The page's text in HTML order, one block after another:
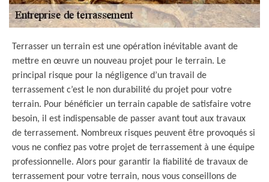
Terrasser un terrain est une opération inévitable avant de
mettre en œuvre un nouveau projet pour le terrain. Le
principal risque pour la négligence d’un travail de
terrassement c’est le non durabilité du projet pour votre
terrain. Pour bénéficier un terrain capable de satisfaire votre
besoin, il est indispensable de passer avant tout aux travaux
de terrassement. Nombreux risques peuvent être provoqués si
vous ne confiez pas votre projet de terrassement à une équipe
professionnelle. Alors pour garantir la fiabilité de travaux de
terrassement pour votre terrain, nous vous conseillons de